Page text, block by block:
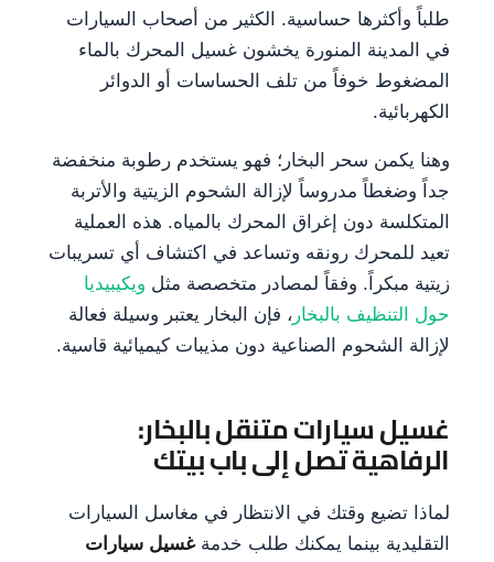
طلباً وأكثرها حساسية. الكثير من أصحاب السيارات
في المدينة المنورة يخشون غسيل المحرك بالماء
المضغوط خوفاً من تلف الحساسات أو الدوائر
الكهربائية.
وهنا يكمن سحر البخار؛ فهو يستخدم رطوبة منخفضة
جداً وضغطاً مدروساً لإزالة الشحوم الزيتية والأتربة
المتكلسة دون إغراق المحرك بالمياه. هذه العملية
تعيد للمحرك رونقه وتساعد في اكتشاف أي تسريبات
زيتية مبكراً. وفقاً لمصادر متخصصة مثل ويكيبيديا
حول التنظيف بالبخار ، فإن البخار يعتبر وسيلة فعالة
لإزالة الشحوم الصناعية دون مذيبات كيميائية قاسية.
غسيل سيارات متنقل بالبخار:
الرفاهية تصل إلى باب بيتك
لماذا تضيع وقتك في الانتظار في مغاسل السيارات
التقليدية بينما يمكنك طلب خدمةغسيل سيارات